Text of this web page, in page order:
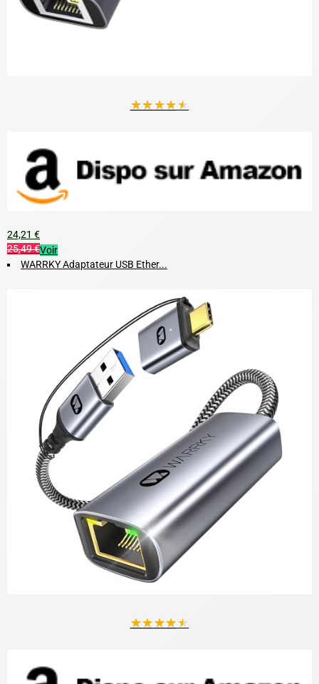
★★★★★
24,21 €
25,49 €Voir
WARRKY Adaptateur USB Ether...
★★★★★